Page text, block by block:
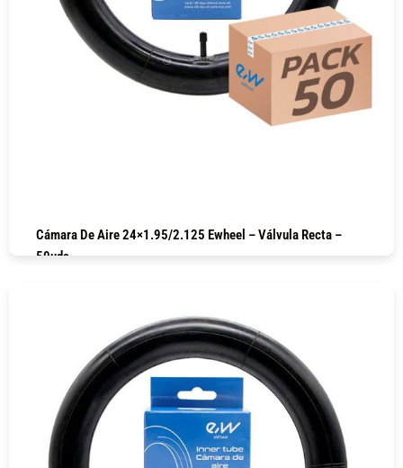
Cámara De Aire 24×1.95/2.125 Ewheel – Válvula Recta –
50uds